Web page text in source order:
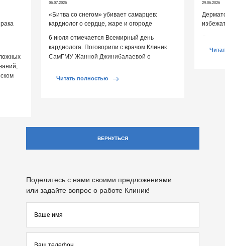
06.07.2026
«Битва со снегом» убивает самарцев:
кардиолог о сердце, жаре и огороде
6 июля отмечается Всемирный день
кардиолога. Поговорили с врачом Клиник
СамГМУ Жанной Джинибалаевой о
[…]Читать полностью
29.06.2026
ВЕРНУТЬСЯ
Поделитесь с нами своими предложениями
или задайте вопрос о работе Клиник!